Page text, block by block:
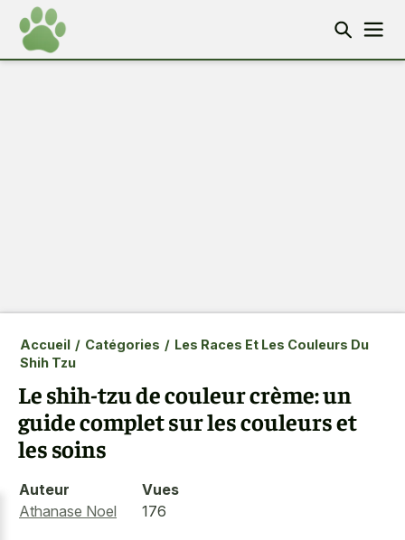
Accueil / Catégories / Les Races Et Les Couleurs Du
Shih Tzu
Le shih-tzu de couleur crème: un
guide complet sur les couleurs et
les soins
Auteur
Athanase Noel
Vues
176